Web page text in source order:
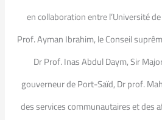
en collaboration entre l’Université
Prof. Ayman Ibrahim, le Conseil
Dr Prof. Inas Abdul Daym, Sir
gouverneur de Port-Saïd, Dr prof.
des services communautaires et des